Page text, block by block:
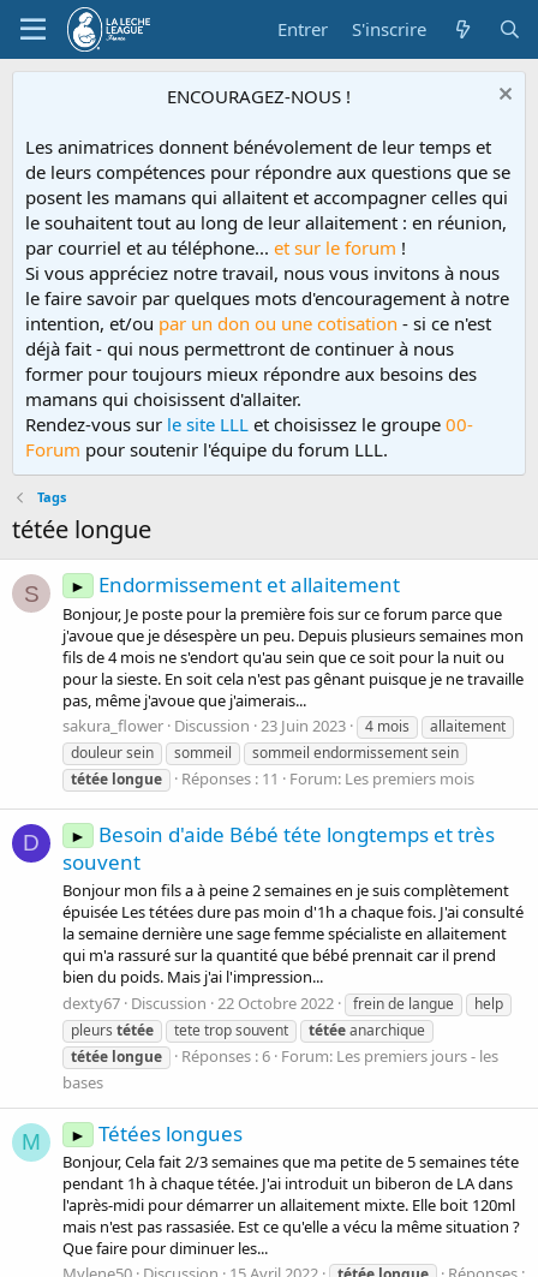
Entrer S'inscrire
ENCOURAGEZ-NOUS !
Les animatrices donnent bénévolement de leur temps et
de leurs compétences pour répondre aux questions que se
posent les mamans qui allaitent et accompagner celles qui
le souhaitent tout au long de leur allaitement : en réunion,
par courriel et au téléphone... et sur le forum !
Si vous appréciez notre travail, nous vous invitons à nous
le faire savoir par quelques mots d'encouragement à notre
intention, et/ou par un don ou une cotisation - si ce n'est
déjà fait - qui nous permettront de continuer à nous
former pour toujours mieux répondre aux besoins des
mamans qui choisissent d'allaiter.
Rendez-vous sur le site LLL et choisissez le groupe 00-
Forum pour soutenir l'équipe du forum LLL.
Tags
tétée longue
S ► Endormissement et allaitement
Bonjour, Je poste pour la première fois sur ce forum parce que
j'avoue que je désespère un peu. Depuis plusieurs semaines mon
fils de 4 mois ne s'endort qu'au sein que ce soit pour la nuit ou
pour la sieste. En soit cela n'est pas gênant puisque je ne travaille
pas, même j'avoue que j'aimerais...
sakura_flower Discussion 23 Juin 2023 4 mois
allaitement
douleur sein
sommeil
sommeil endormissement sein
tétée longue Réponses : 11 Forum: Les premiers mois
D ►
Besoin d'aide Bébé téte longtemps et très
souvent
Bonjour mon fils a à peine 2 semaines en je suis complètement
épuisée Les tétées dure pas moin d'1h a chaque fois. J'ai consulté
la semaine dernière une sage femme spécialiste en allaitement
qui m'a rassuré sur la quantité que bébé prennait car il prend
bien du poids. Mais j'ai l'impression...
dexty67 Discussion 22 Octobre 2022 frein de langue
help
pleurs tétée tete trop souvent tétéeanarchique
tétée longue Réponses : 6 Forum: Les premiers jours - les
bases
M ► Tétées longues
Bonjour, Cela fait 2/3 semaines que ma petite de 5 semaines téte
pendant 1h à chaque tétée. J'ai introduit un biberon de LA dans
l'après-midi pour démarrer un allaitement mixte. Elle boit 120ml
mais n'est pas rassasiée. Est ce qu'elle a vécu la même situation ?
Que faire pour diminuer les...